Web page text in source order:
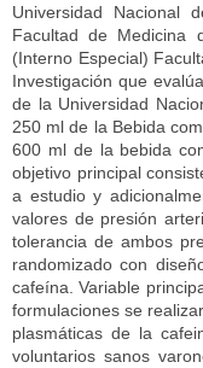
Universidad Nacional
Facultad de Medicina
(Interno Especial)
Investigación que
de la Universidad
250 ml de la Bebida
600 ml de la bebida
objetivo principal
a estudio y
valores de presión
tolerancia de ambos
randomizado con
cafeína. Variable
formulaciones se
plasmáticas de la
voluntarios sanos